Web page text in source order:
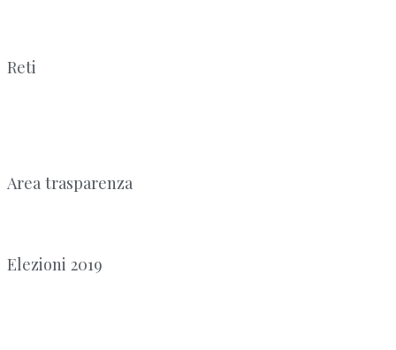
Reti
Area trasparenza
Elezioni 2019